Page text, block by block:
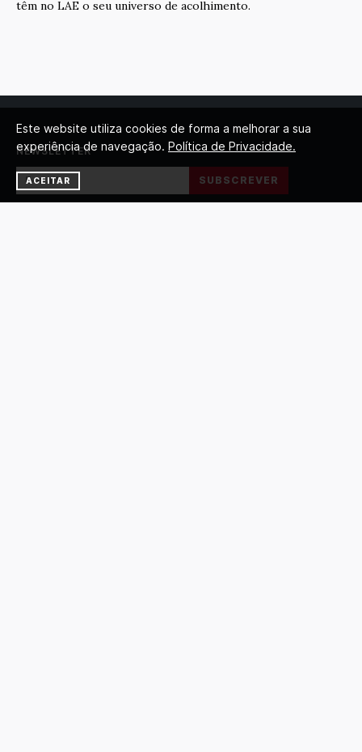
têm no LAE o seu universo de acolhimento.
NEWSLETTER
SUBSCREVER
Este website utiliza cookies de forma a melhorar a sua
experiência de navegação. Política de Privacidade.
ACEITAR